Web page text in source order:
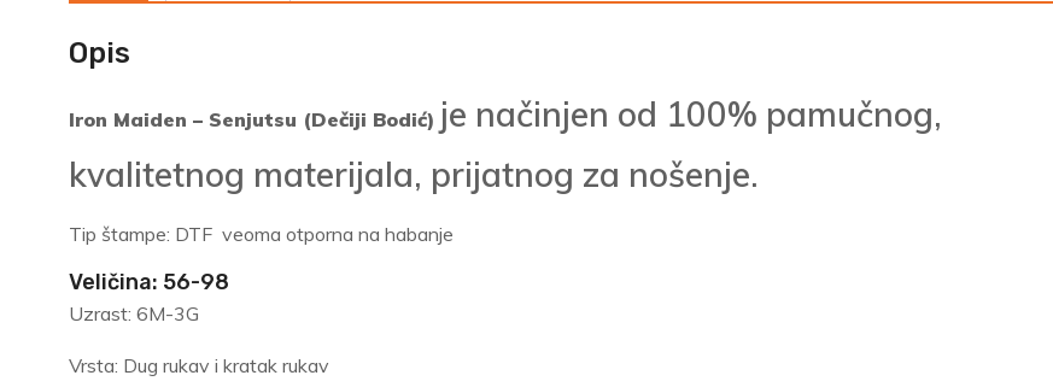
Opis
Iron Maiden – Senjutsu (Dečiji Bodić) je načinjen od 100% pamučnog,
kvalitetnog materijala, prijatnog za nošenje.
Tip štampe: DTF veoma otporna na habanje
Veličina: 56-98
Uzrast: 6M-3G
Vrsta: Dug rukav i kratak rukav